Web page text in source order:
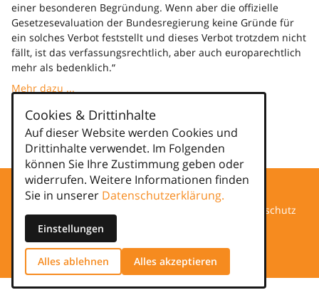
einer besonderen Begründung. Wenn aber die offizielle
Gesetzesevaluation der Bundesregierung keine Gründe für
ein solches Verbot feststellt und dieses Verbot trotzdem nicht
fällt, ist das verfassungsrechtlich, aber auch europarechtlich
mehr als bedenklich.“
Mehr dazu ...
Kategorien
news
Datenschutz
Impressum
Cookies & Drittinhalte
Auf dieser Website werden Cookies und
Drittinhalte verwendet. Im Folgenden
können Sie Ihre Zustimmung geben oder
widerrufen. Weitere Informationen finden
Sie in unserer Datenschutzerklärung.
Einstellungen
Alles ablehnen Alles akzeptieren